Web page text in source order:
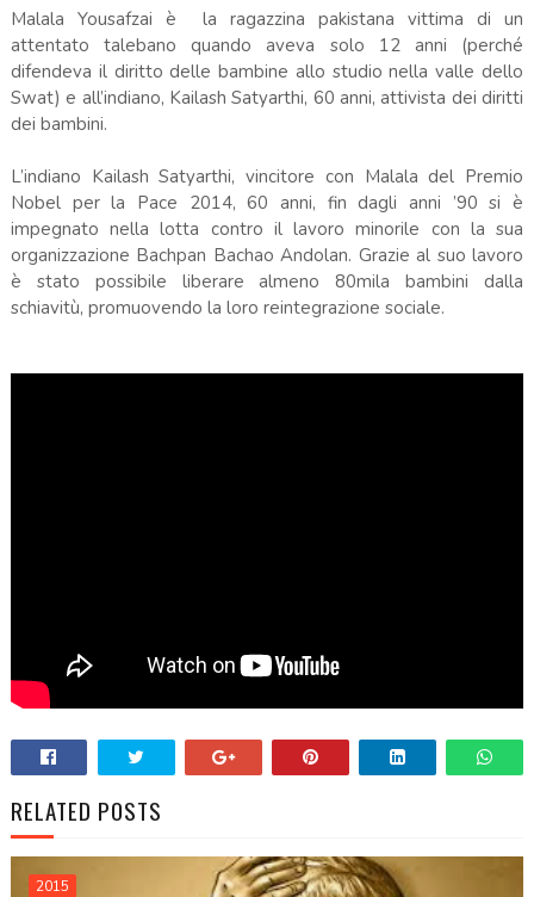
Malala Yousafzai è la ragazzina pakistana vittima di un
attentato talebano quando aveva solo 12 anni (perché
difendeva il diritto delle bambine allo studio nella valle dello
Swat) e all’indiano, Kailash Satyarthi, 60 anni, attivista dei diritti
dei bambini.
L’indiano Kailash Satyarthi, vincitore con Malala del Premio
Nobel per la Pace 2014, 60 anni, fin dagli anni ’90 si è
impegnato nella lotta contro il lavoro minorile con la sua
organizzazione Bachpan Bachao Andolan. Grazie al suo lavoro
è stato possibile liberare almeno 80mila bambini dalla
schiavitù, promuovendo la loro reintegrazione sociale.
RELATED POSTS
2015